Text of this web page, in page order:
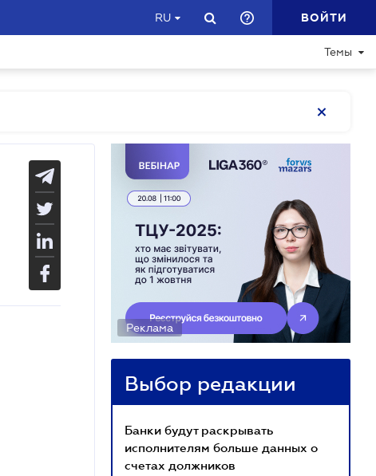
RU ВОЙТИ
Темы
Реклама
Выбор редакции
Банки будут раскрывать
исполнителям больше данных о
счетах должников